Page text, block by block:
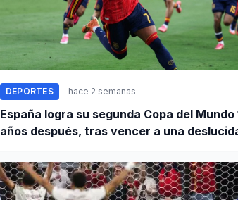
DEPORTES hace 2 semanas
España logra su segunda Copa del Mundo
años después, tras vencer a una